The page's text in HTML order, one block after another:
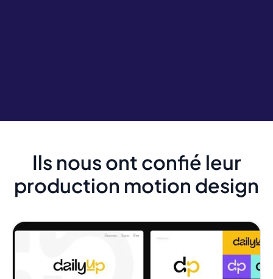
Ils nous ont confié leur
production motion design